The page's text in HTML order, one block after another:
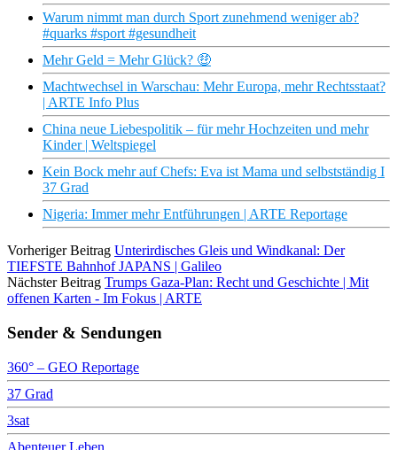
Warum nimmt man durch Sport zunehmend weniger ab?
#quarks #sport #gesundheit
Mehr Geld = Mehr Glück? 🤑
Machtwechsel in Warschau: Mehr Europa, mehr Rechtsstaat?
| ARTE Info Plus
China neue Liebespolitik – für mehr Hochzeiten und mehr
Kinder | Weltspiegel
Kein Bock mehr auf Chefs: Eva ist Mama und selbstständig I
37 Grad
Nigeria: Immer mehr Entführungen | ARTE Reportage
Vorheriger Beitrag Unterirdisches Gleis und Windkanal: Der
TIEFSTE Bahnhof JAPANS | Galileo
Nächster Beitrag Trumps Gaza-Plan: Recht und Geschichte | Mit
offenen Karten - Im Fokus | ARTE
Sender & Sendungen
360° – GEO Reportage
37 Grad
3sat
Abenteuer Leben